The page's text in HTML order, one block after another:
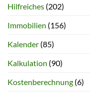
Hilfreiches (202)
Immobilien (156)
Kalender (85)
Kalkulation (90)
Kostenberechnung (6)